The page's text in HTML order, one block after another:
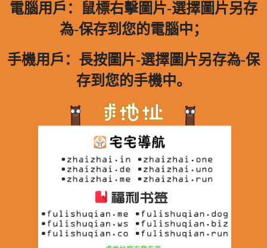
電腦用戶：鼠標右擊圖片-選擇圖片另存
為-保存到您的電腦中；
手機用戶：長按圖片-選擇圖片另存為-保
存到您的手機中。